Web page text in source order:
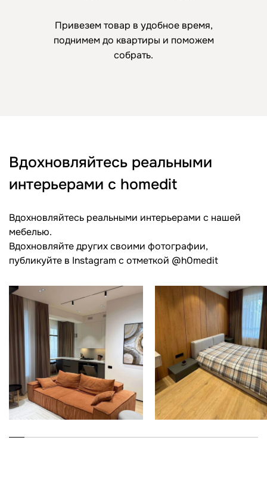
Привезем товар в удобное время,
поднимем до квартиры и поможем
собрать.
Вдохновляйтесь реальными
интерьерами с homedit
Вдохновляйтесь реальными интерьерами с нашей
мебелью.
Вдохновляйте других своими фотографии,
публикуйте в Instagram c отметкой @h0medit